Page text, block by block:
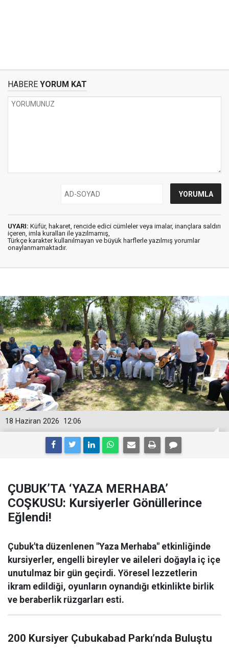
HABERE YORUM KAT
UYARI: Küfür, hakaret, rencide edici cümleler veya imalar, inançlara saldırı
içeren, imla kuralları ile yazılmamış,
Türkçe karakter kullanılmayan ve büyük harflerle yazılmış yorumlar
onaylanmamaktadır.
12:06
18 Haziran 2026
ÇUBUK’TA ‘YAZA MERHABA’
COŞKUSU: Kursiyerler Gönüllerince
Eğlendi!
Çubuk'ta düzenlenen "Yaza Merhaba" etkinliğinde
kursiyerler, engelli bireyler ve aileleri doğayla iç içe
unutulmaz bir gün geçirdi. Yöresel lezzetlerin
ikram edildiği, oyunların oynandığı etkinlikte birlik
ve beraberlik rüzgarları esti.
200 Kursiyer Çubukabad Parkı’nda Buluştu